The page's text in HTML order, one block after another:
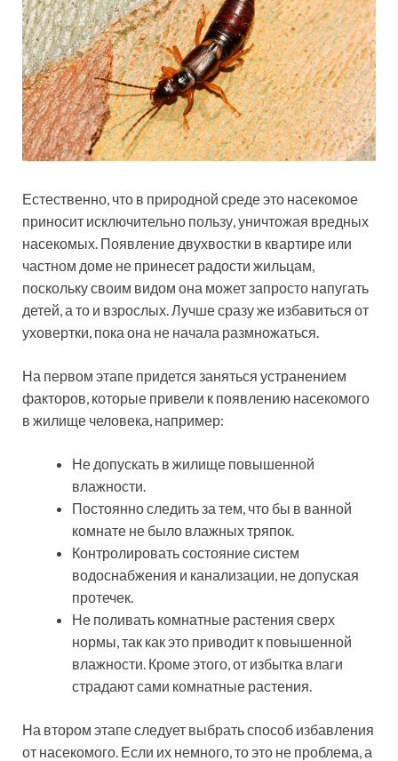
Естественно, что в природной среде это насекомое
приносит исключительно пользу, уничтожая вредных
насекомых. Появление двухвостки в квартире или
частном доме не принесет радости жильцам,
поскольку своим видом она может запросто напугать
детей, а то и взрослых. Лучше сразу же избавиться от
уховертки, пока она не начала размножаться.
На первом этапе придется заняться устранением
факторов, которые привели к появлению насекомого
в жилище человека, например:
Не допускать в жилище повышенной
влажности.
Постоянно следить за тем, что бы в ванной
комнате не было влажных тряпок.
Контролировать состояние систем
водоснабжения и канализации, не допуская
протечек.
Не поливать комнатные растения сверх
нормы, так как это приводит к повышенной
влажности. Кроме этого, от избытка влаги
страдают сами комнатные растения.
На втором этапе следует выбрать способ избавления
от насекомого. Если их немного, то это не проблема, а